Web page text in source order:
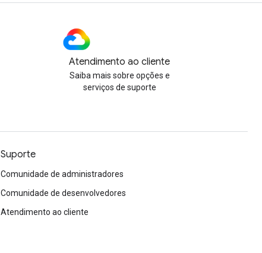
Atendimento ao cliente
Saiba mais sobre opções e
serviços de suporte
Suporte
Comunidade de administradores
Comunidade de desenvolvedores
Atendimento ao cliente